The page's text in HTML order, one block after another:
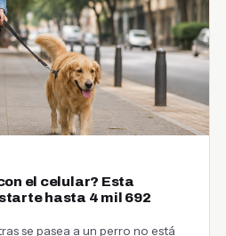
el celular? Esta
hasta 4 mil 692
se pasea a un perro no está